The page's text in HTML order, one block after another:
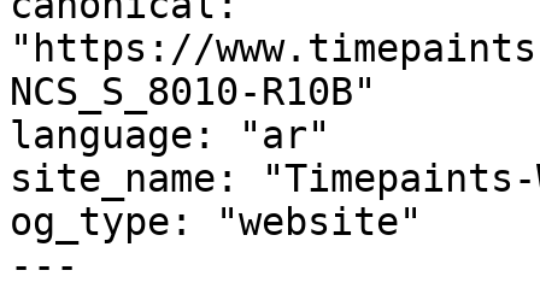
"https://
NCS_S_8010-R10B"
language: "ar"
site_name:
og_type: "website"
---